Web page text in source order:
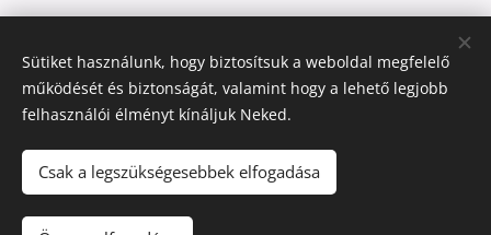
Colorida KIDS' - Kicsike Varroda
All Rights Reserved - 2022, Colorida KIDS'
Sütiket használunk, hogy biztosítsuk a weboldal megfelelő
működését és biztonságát, valamint hogy a lehető legjobb
felhasználói élményt kínáljuk Neked.
Csak a legszükségesebbek elfogadása